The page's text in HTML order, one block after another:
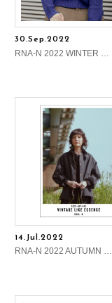
30.Sep.2022
RNA-N 2022 WINTER …
14.Jul.2022
RNA-N 2022 AUTUMN …